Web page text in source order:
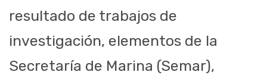
resultado de trabajos de
investigación, elementos de la
Secretaría de Marina (Semar),